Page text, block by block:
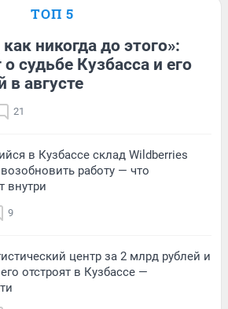
ТОП 5
никогда до этого»:
о судьбе Кузбасса и его
в августе
21
в Кузбассе склад Wildberries
работу — что
внутри
9
центр за 2 млрд рублей и
отстроят в Кузбассе —